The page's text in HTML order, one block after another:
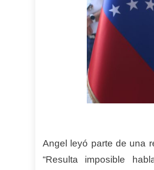
Angel leyó parte de una
“Resulta imposible